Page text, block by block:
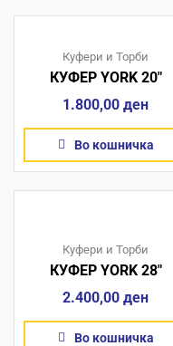
Куфери и Торби
КУФЕР YORK 20″
1.800,00ден
Во кошничка
Куфери и Торби
КУФЕР YORK 28″
2.400,00ден
Во кошничка